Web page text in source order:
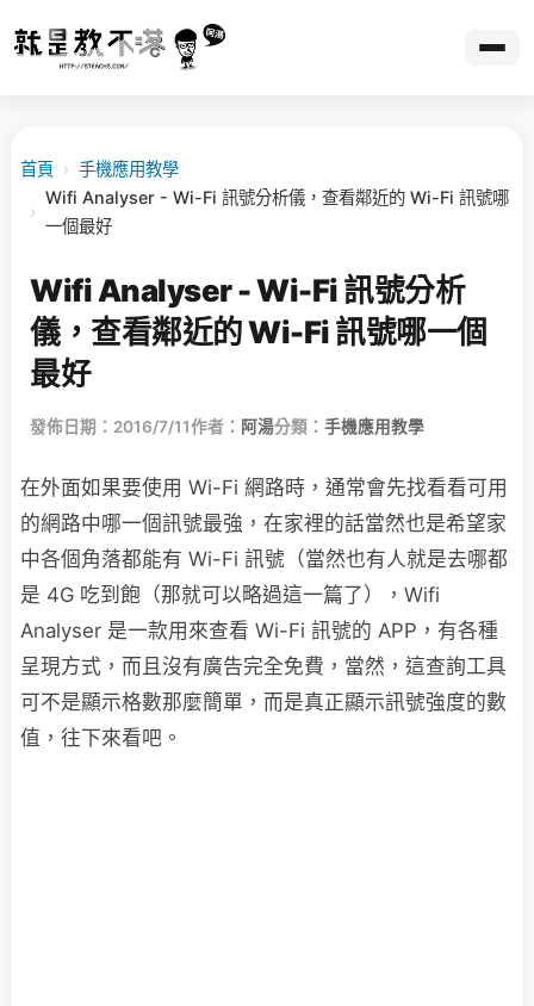
首頁 › 手機應用教學
›
Wifi Analyser - Wi-Fi 訊號分析儀，查看鄰近的 Wi-Fi 訊號哪
一個最好
Wifi Analyser - Wi-Fi 訊號分析
儀，查看鄰近的 Wi-Fi 訊號哪一個
最好
發佈日期：2016/7/11作者： 阿湯分類： 手機應用教學
在外面如果要使用 Wi-Fi 網路時，通常會先找看看可用
的網路中哪一個訊號最強，在家裡的話當然也是希望家
中各個角落都能有 Wi-Fi 訊號（當然也有人就是去哪都
是 4G 吃到飽（那就可以略過這一篇了），Wifi
Analyser 是一款用來查看 Wi-Fi 訊號的 APP，有各種
呈現方式，而且沒有廣告完全免費，當然，這查詢工具
可不是顯示格數那麼簡單，而是真正顯示訊號強度的數
值，往下來看吧。